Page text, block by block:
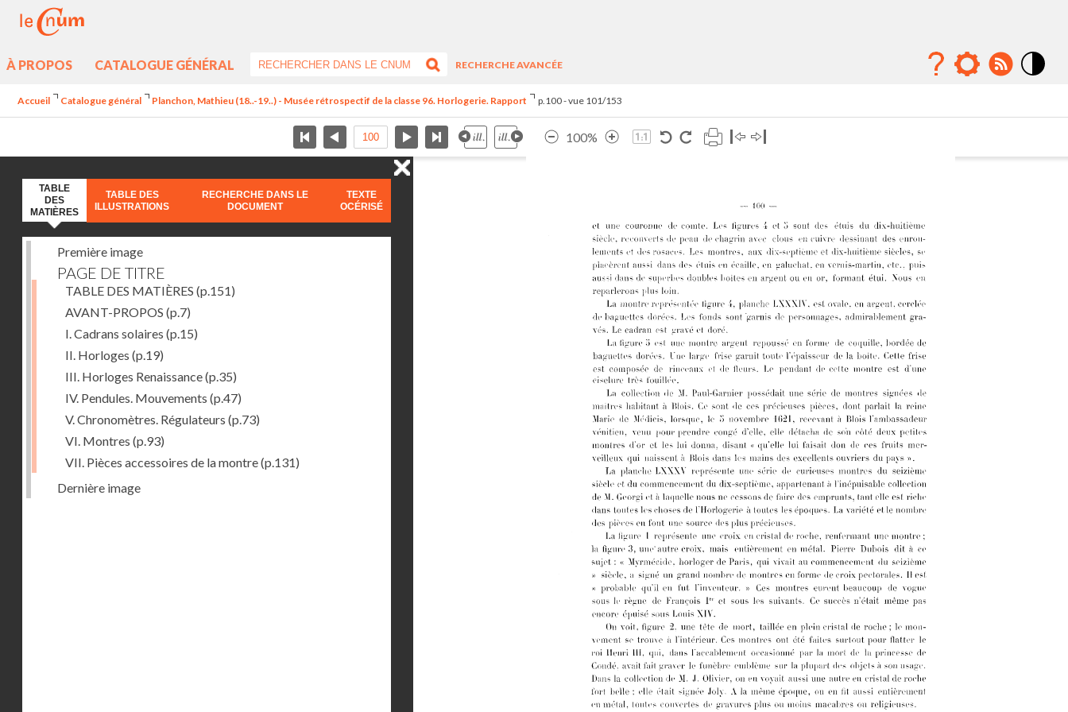
À PROPOS CATALOGUE GÉNÉRAL
RECHERCHE AVANCÉE
Accueil Catalogue général Planchon, Mathieu (18..-19..) - Musée rétrospectif de la classe 96. Horlogerie. Rapport p.100 - vue 101/153
100%
TABLE
DES
MATIÈRES
TABLE DES
ILLUSTRATIONS
RECHERCHE DANS LE
DOCUMENT
TEXTE
OCÉRISÉ
Première image
PAGE DE TITRE
TABLE DES MATIÈRES (p.151)
AVANT-PROPOS (p.7)
I. Cadrans solaires (p.15)
II. Horloges (p.19)
III. Horloges Renaissance(p.35)
IV. Pendules. Mouvements (p.47)
V. Chronomètres. Régulateurs (p.73)
VI. Montres (p.93)
VII. Pièces accessoires de la montre(p.131)
Dernière image